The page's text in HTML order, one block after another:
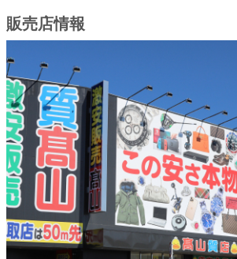
販売店情報